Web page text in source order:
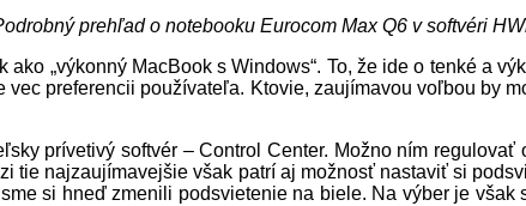
prehľad o notebooku Eurocom Max Q6 v softvéri
„výkonný MacBook s Windows“. To, že ide o tenké a
preferencii používateľa. Ktovie, zaujímavou voľbou by
prívetivý softvér – Control Center. Možno ním
tie najzaujímavejšie však patrí aj možnosť nastaviť si
si hneď zmenili podsvietenie na biele. Na výber je